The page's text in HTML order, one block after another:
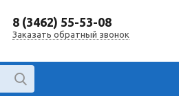
8 (3462) 55-53-08
Заказать обратный звонок